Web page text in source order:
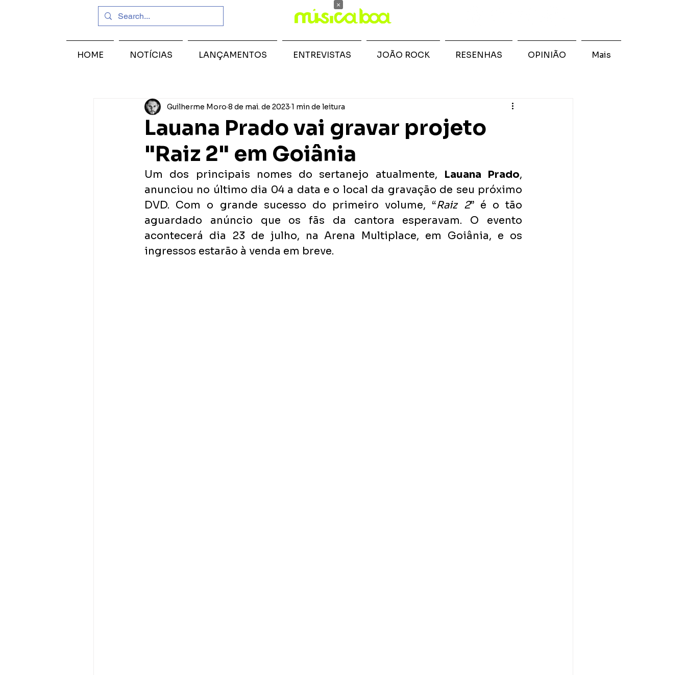
Lauana Prado vai gravar projeto
"Raiz 2" em Goiânia
Guilherme Moro 8 de mai. de 2023 1 min de leitura
Um dos principais nomes do sertanejo atualmente, Lauana Prado,
anunciou no último dia 04 a data e o local da gravação de seu próximo
DVD. Com o grande sucesso do primeiro volume, “Raiz 2” é o tão
aguardado anúncio que os fãs da cantora esperavam. O evento
acontecerá dia 23 de julho, na Arena Multiplace, em Goiânia, e os
ingressos estarão à venda em breve.
HOME NOTÍCIAS LANÇAMENTOS ENTREVISTAS JOÃO ROCK RESENHAS OPINIÃO Mais
×